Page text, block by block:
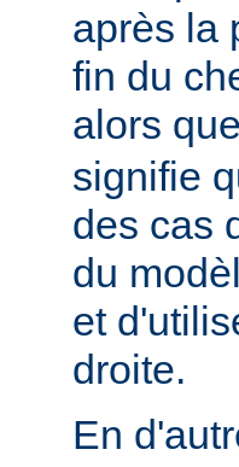
après la
fin du
alors que
signifie
des cas
du
et
droite.
En